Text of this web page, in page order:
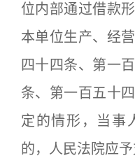
位内部通过借款
本单位生产、经
四十四条、第一
条、第一百五十
定的情形，当事
的，人民法院应予